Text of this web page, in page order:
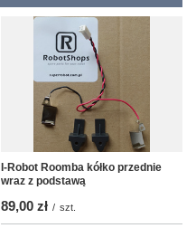
I-Robot Roomba kółko przednie
wraz z podstawą
89,00 zł / szt.